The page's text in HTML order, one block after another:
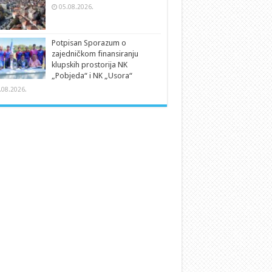
05.08.2026.
Potpisan Sporazum o
zajedničkom finansiranju
klupskih prostorija NK
„Pobjeda“ i NK „Usora“